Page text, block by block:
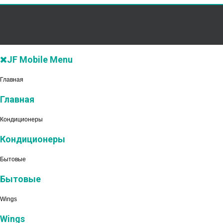
JF Mobile Menu
Главная
Главная
Кондиционеры
Кондиционеры
Бытовые
Бытовые
Wings
Wings